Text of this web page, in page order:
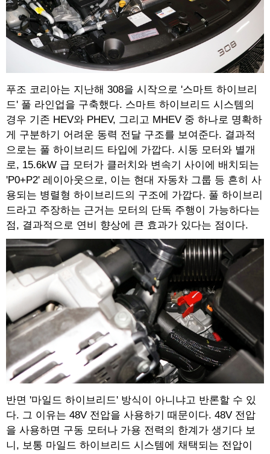
푸조 코리아는 지난해 308을 시작으로 '스마트 하이브리
드' 풀 라인업을 구축했다. 스마트 하이브리드 시스템의
경우 기존 HEV와 PHEV, 그리고 MHEV 중 하나로 명확하
게 구분하기 어려운 동력 전달 구조를 보여준다. 결과적
으로는 풀 하이브리드 타입에 가깝다. 시동 모터와 별개
로, 15.6kW 급 모터가 클러치와 변속기 사이에 배치되는
'P0+P2' 레이아웃으로, 이는 현대 자동차 그룹 등 흔히 사
용되는 병렬형 하이브리드의 구조에 가깝다. 풀 하이브리
드라고 주장하는 근거는 모터의 단독 주행이 가능하다는
점, 결과적으로 연비 향상에 큰 효과가 있다는 점이다.
반면 '마일드 하이브리드' 방식이 아니냐고 반론할 수 있
다. 그 이유는 48V 전압을 사용하기 때문이다. 48V 전압
을 사용하면 구동 모터나 가용 전력의 한계가 생기다 보
니, 보통 마일드 하이브리드 시스템에 채택되는 전압이